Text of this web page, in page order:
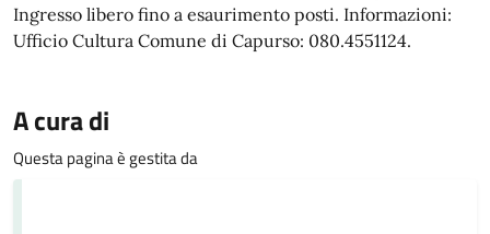
Ingresso libero fino a esaurimento posti. Informazioni:
Ufficio Cultura Comune di Capurso: 080.4551124.
A cura di
Questa pagina è gestita da